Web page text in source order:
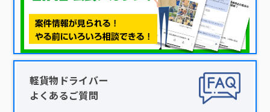
軽貨物ドライバー
よくあるご質問